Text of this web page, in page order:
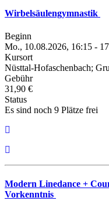
Wirbelsäulengymnastik
Beginn
Mo., 10.08.2026, 16:15 -
Kursort
Nüsttal-Hofaschenbach;
Gebühr
31,90 €
Status
Es sind noch 9 Plätze frei
Modern Linedance +
Vorkenntnis